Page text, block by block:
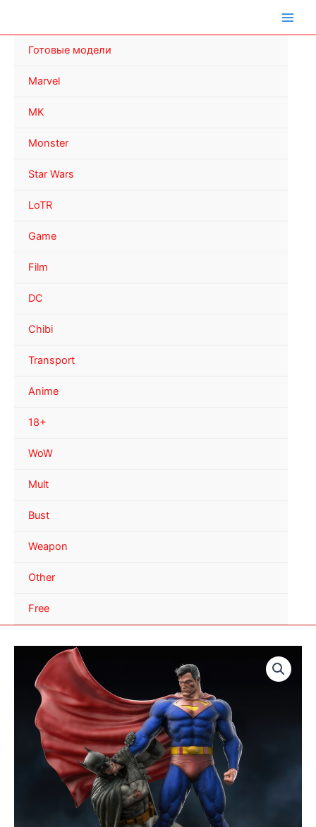
Готовые модели
Marvel
MK
Monster
Star Wars
LoTR
Game
Film
DC
Chibi
Transport
Anime
18+
WoW
Mult
Bust
Weapon
Other
Free